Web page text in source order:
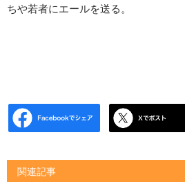
ちや若者にエールを送る。
関連記事